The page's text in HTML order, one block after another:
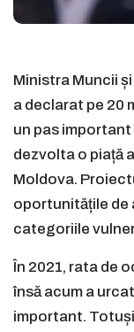
Ministra Muncii
a declarat pe 20
un pas
dezvolta o piață
Moldova.
oportunitățile de
categoriile
În 2021, rata de
însă acum a
important.